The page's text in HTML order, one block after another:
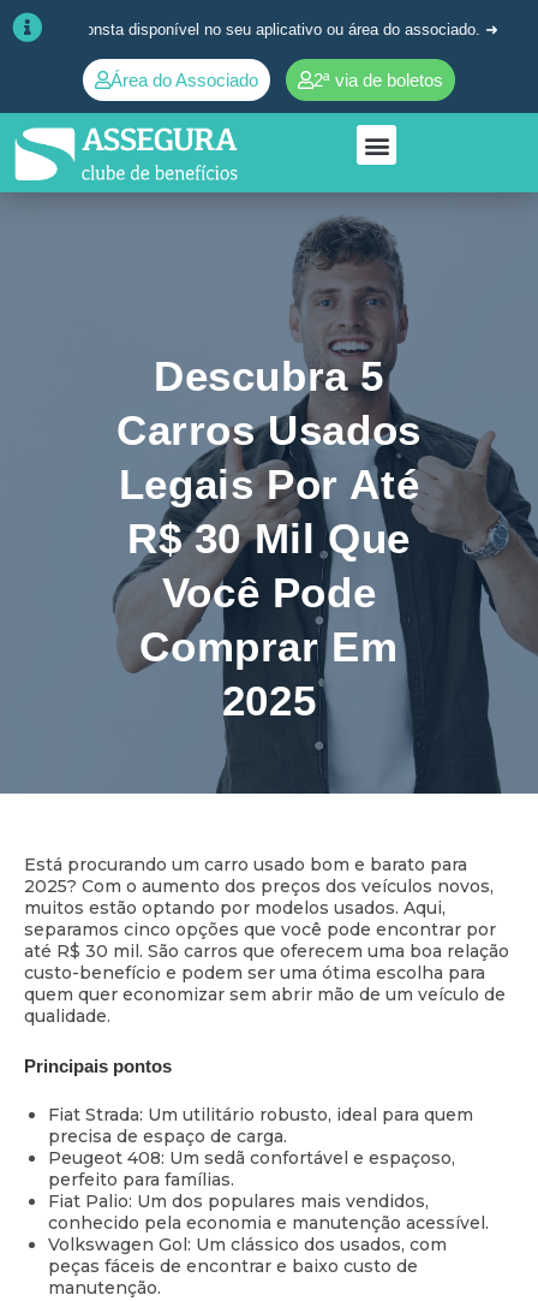
disponível no seu aplicativo ou área do associado. ➜ Quaisquer
Área do Associado 2ª via de boletos
Descubra 5
Carros Usados
Legais Por Até
R$ 30 Mil Que
Você Pode
Comprar Em
2025
Está procurando um carro usado bom e barato para
2025? Com o aumento dos preços dos veículos novos,
muitos estão optando por modelos usados. Aqui,
separamos cinco opções que você pode encontrar por
até R$ 30 mil. São carros que oferecem uma boa relação
custo-benefício e podem ser uma ótima escolha para
quem quer economizar sem abrir mão de um veículo de
qualidade.
Principais pontos
Fiat Strada: Um utilitário robusto, ideal para quem
precisa de espaço de carga.
Peugeot 408: Um sedã confortável e espaçoso,
perfeito para famílias.
Fiat Palio: Um dos populares mais vendidos,
conhecido pela economia e manutenção acessível.
Volkswagen Gol: Um clássico dos usados, com
peças fáceis de encontrar e baixo custo de
manutenção.